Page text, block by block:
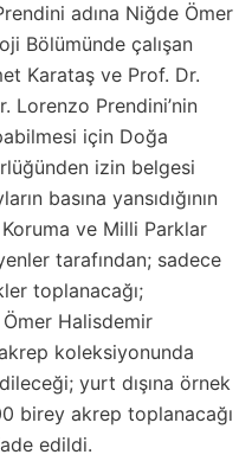
adına Niğde Ömer
Bölümünde çalışan
Karataş ve Prof. Dr.
Lorenzo Prendini’nin
için Doğa
izin belgesi
basına yansıdığının
ve Milli Parklar
tarafından; sadece
toplanacağı;
Halisdemir
koleksiyonunda
yurt dışına örnek
birey akrep toplanacağı
edildi.